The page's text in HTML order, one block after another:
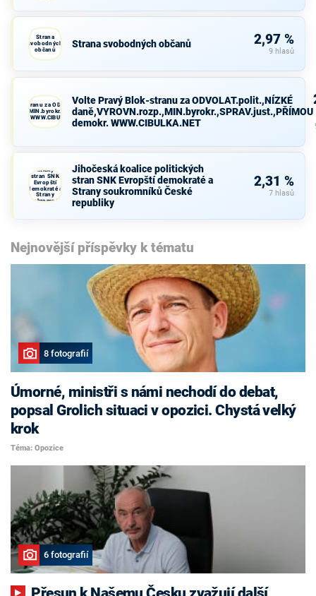
Strana
svobodných
občanů
Strana svobodných občanů 2,97 %
9 hlasů
Blok-stranu za ODVOLAT.polit.,NÍZKÉ
demokr. WWW.CIBULKA.NET
Volte Pravý Blok-stranu za ODVOLAT.polit.,NÍZKÉ
daně,VYROVN.rozp.,MIN.byrokr.,SPRAV.just.,PŘÍMOU
demokr. WWW.CIBULKA.NET
politických
stran SNK
Evropští
demokraté a
Strany
soukromníků
Jihočeská koalice politických
stran SNK Evropští demokraté a
Strany soukromníků České
republiky
2,31 %
7 hlasů
Nejnovější příspěvky k tématu
8 fotografií
Úmorné, ministři s námi nechodí do debat,
popsal Grolich situaci v opozici. Chystá velký
krok
Téma: Opozice
6 fotografií